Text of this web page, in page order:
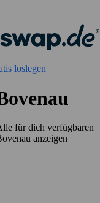
loslegen
für dich verfügbaren
anzeigen